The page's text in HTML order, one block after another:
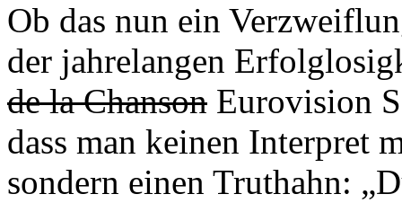
Ob das nun ein
der jahrelangen
de la Chanson Eurovision
dass man keinen Interpret
sondern einen Truthahn: